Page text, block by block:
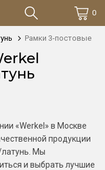
0
Рамки 3-постовые
«Werkel» в Москве
продукции
Мы
и выбрать лучшие